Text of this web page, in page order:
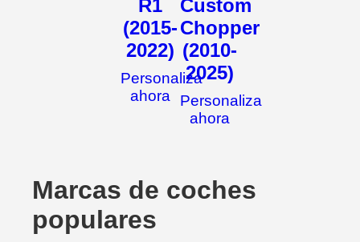
R1
(2015-
2022)
Personaliza
ahora
Custom
Chopper
(2010-
2025)
Personaliza
ahora
Marcas de coches
populares